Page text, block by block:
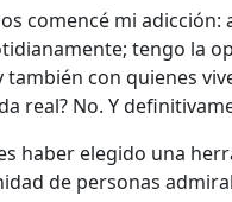
comencé mi
tengo la
con quienes
real? No. Y
haber elegido una
de personas